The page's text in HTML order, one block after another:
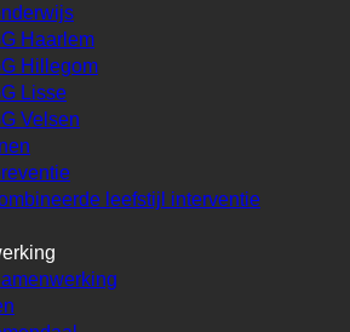
Haarlem
Hillegom
Lisse
Velsen
leefstijl interventie